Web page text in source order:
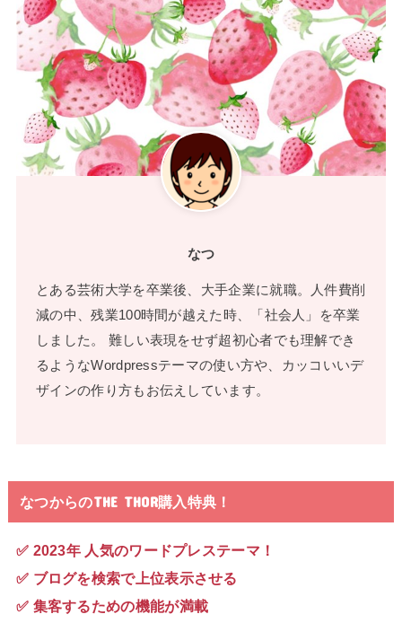
なつ
とある芸術大学を卒業後、大手企業に就職。人件費削
減の中、残業100時間が越えた時、「社会人」を卒業
しました。 難しい表現をせず超初心者でも理解でき
るようなWordpressテーマの使い方や、カッコいいデ
ザインの作り方もお伝えしています。
なつからのTHE THOR購入特典！
✅ 2023年 人気のワードプレステーマ！
✅ ブログを検索で上位表示させる
✅ 集客するための機能が満載